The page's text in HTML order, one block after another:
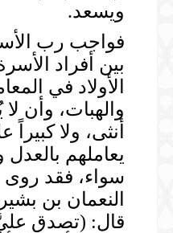
ويسعد.
فواجب رب
بين أفراد
الأولاد في
والهبات، وأن
أنثى، ولا
يعاملهم
سواء، فقد
النعمان بن
قال: (تصدق